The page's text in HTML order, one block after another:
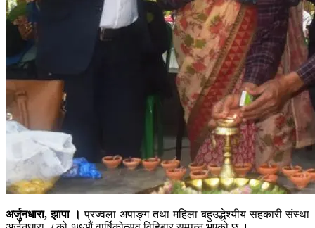
अर्जुनधारा, झापा । प्रज्वला अपाङ्ग तथा महिला बहुउद्धेश्यीय सहकारी संस्था